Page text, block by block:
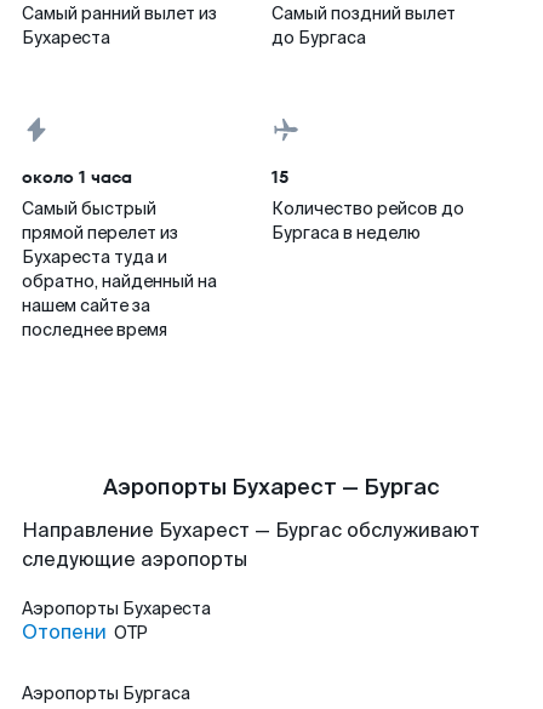
Самый ранний вылет из
Бухареста
Самый поздний вылет
до Бургаса
около 1 часа
Самый быстрый
прямой перелет из
Бухареста туда и
обратно, найденный на
нашем сайте за
последнее время
15
Количество рейсов до
Бургаса в неделю
Аэропорты Бухарест — Бургас
Направление Бухарест — Бургас обслуживают
следующие аэропорты
Аэропорты Бухареста
Отопени OTP
Аэропорты Бургаса